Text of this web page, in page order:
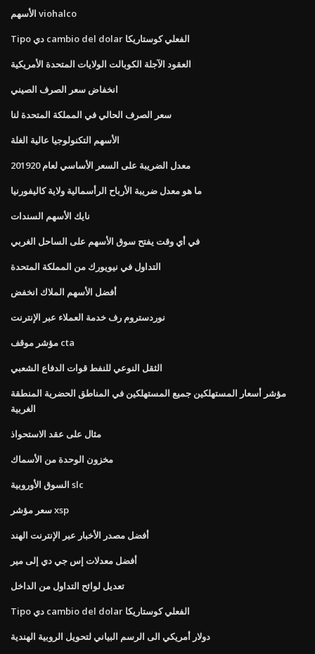
الأسهم viohalco
Tipo دي cambio del dolar الفعلي كوستاريكا
العقود الآجلة الكوبالت الولايات المتحدة الأمريكية
انخفاض سعر الصرف الصيني
سعر الصرف الحالي في المملكة المتحدة لنا
الأسهم التكنولوجيا عالية الغلة
معدل الضريبة على السعر الأساسي لعام 201920
ما هو معدل ضريبة الأرباح الرأسمالية ولاية كاليفورنيا
نايك الأسهم السندات
في أي وقت يفتح سوق الأسهم على الساحل الغربي
التداول في نيويورك من المملكة المتحدة
أفضل الأسهم الملاك انخفض
نوردستروم رف خدمة العملاء عبر الإنترنت
مؤشر موقف cta
الثقل النوعي للنفط قوات الدفاع الشعبي
مؤشر أسعار المستهلكين جميع المستهلكين في المناطق الحضرية المنطقة
الغربية
مثال على عقد الاستحواذ
مخزون الوحدة من الأسماك
السوق الأوروبية slc
سعر مؤشر xsp
أفضل مصدر الأخبار عبر الإنترنت الهند
أفضل معدلات إس جي دي إلى مير
تعديل لوائح التداول من الداخل
Tipo دي cambio del dolar الفعلي كوستاريكا
دولار أمريكي الى الرسم البياني لتحويل الروبية الهندية